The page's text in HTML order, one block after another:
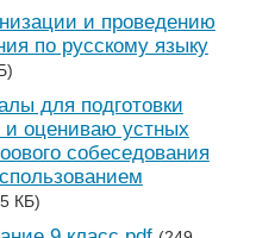
и проведению
по русскому языку
для подготовки
и оцениваю устных
собеседования
КБ)